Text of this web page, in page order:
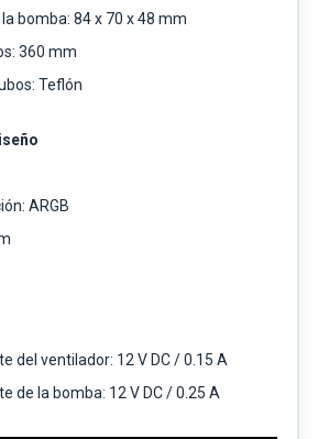
bomba: 84 x 70 x 48 mm
360 mm
Teflón
ARGB
del ventilador: 12 V DC / 0.15 A
de la bomba: 12 V DC / 0.25 A